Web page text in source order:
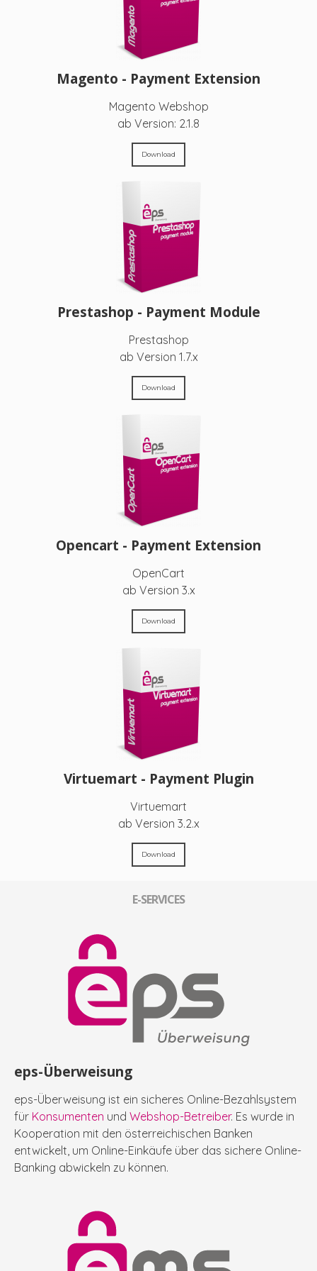
Magento - Payment Extension
Magento Webshop
ab Version: 2.1.8
Download
Prestashop - Payment Module
Prestashop
ab Version 1.7.x
Download
Opencart - Payment Extension
OpenCart
ab Version 3.x
Download
Virtuemart - Payment Plugin
Virtuemart
ab Version 3.2.x
Download
E-SERVICES
eps-Überweisung
eps-Überweisung ist ein sicheres Online-Bezahlsystem
für Konsumenten und Webshop-Betreiber. Es wurde in
Kooperation mit den österreichischen Banken
entwickelt, um Online-Einkäufe über das sichere Online-
Banking abwickeln zu können.